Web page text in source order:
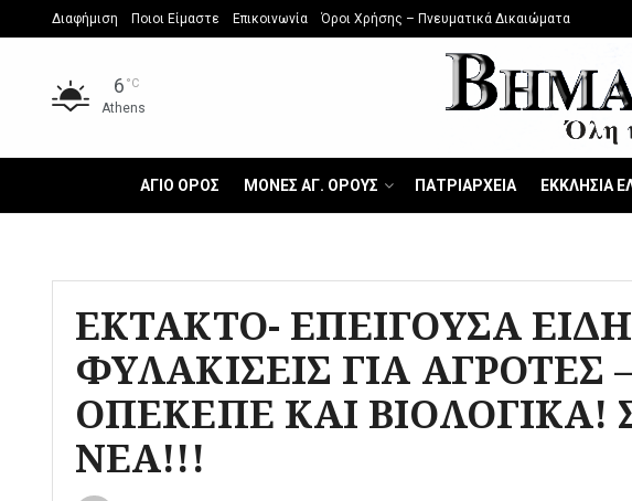
Διαφήμιση Ποιοι Είμαστε Επικοινωνία Όροι Χρήσης – Πνευματικά Δικαιώματα
6 °C
Athens
ΑΓΙΟ ΟΡΟΣ ΜΟΝΕΣ ΑΓ. ΟΡΟΥΣ ΠΑΤΡΙΑΡΧΕΙΑ ΕΚΚΛΗΣΙΑ
ΕΚΤΑΚΤΟ- ΕΠΕΙΓΟΥΣΑ
ΦΥΛΑΚΙΣΕΙΣ ΓΙΑ ΑΓΡΟΤΕΣ
ΟΠΕΚΕΠΕ ΚΑΙ ΒΙΟΛΟΓΙΚΑ!
ΝΕΑ!!!